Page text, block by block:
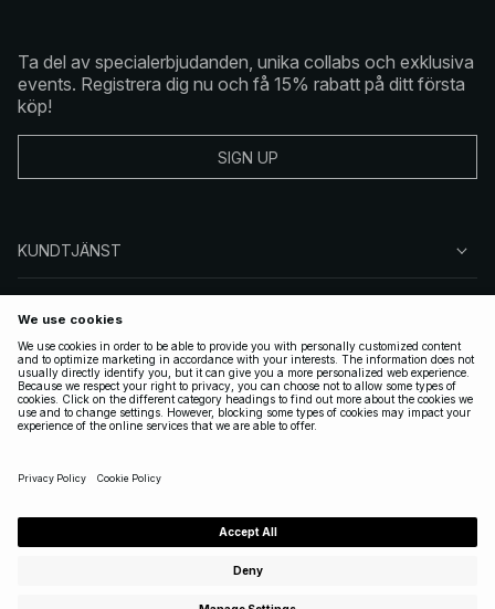
Ta del av specialerbjudanden, unika collabs och exklusiva
events. Registrera dig nu och få 15% rabatt på ditt första
köp!
SIGN UP
KUNDTJÄNST
FÖLJ OSS
JURIDISKT